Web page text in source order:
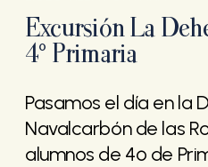
Excursión La
4º Primaria
Pasamos el día en la
Navalcarbón de las
alumnos de 4º de